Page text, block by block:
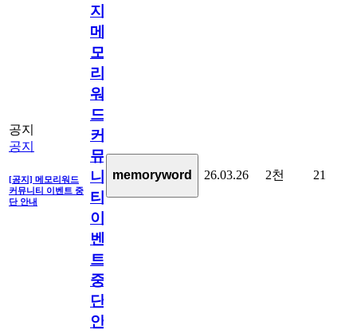
공지
공지
[공지] 메모리워드
커뮤니티 이벤트 중
단 안내
지]
메
모
리
워
드
커
뮤
니
티
이
벤
트
중
단
안
memoryword 26.03.26 2천 21